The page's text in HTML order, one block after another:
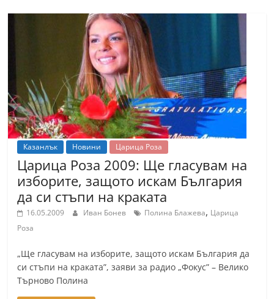
Казанлък Новини Царица Роза
Царица Роза 2009: Ще гласувам на
изборите, защото искам България
да си стъпи на краката
16.05.2009 Иван Бонев Полина Блажева, Царица
Роза
„Ще гласувам на изборите, защото искам България да
си стъпи на краката”, заяви за радио „Фокус” – Велико
Търново Полина